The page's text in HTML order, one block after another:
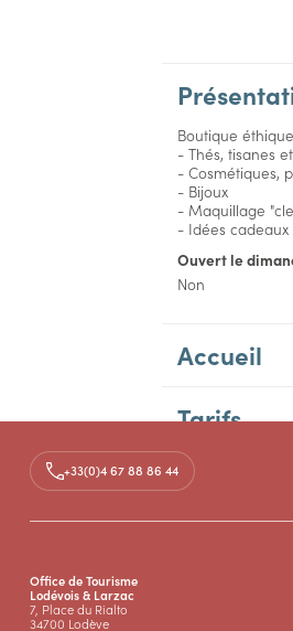
Boutique
- Thés, tisanes
- Cosmétiques,
- Bijoux
- Maquillage
- Idées cadeaux
Ouvert le
Non
Accueil
Tarifs
+33(0)4 67 88 86 44
Office de Tourisme
Lodévois & Larzac
7, Place du Rialto
34700 Lodève